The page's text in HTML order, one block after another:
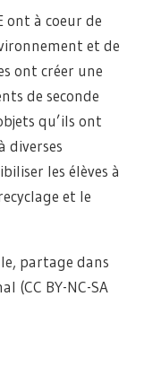
ont à coeur de
et de
ont créer une
de seconde
qu’ils ont
diverses
les élèves à
et le
partage dans
(CC BY-NC-SA